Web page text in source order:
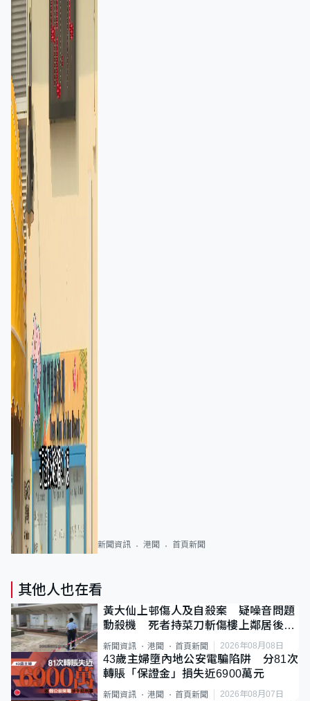
新聞資訊 港聞 首頁新聞
其他人也在看
黃大仙上邨傷人及自殺案 疑噪音問題
動殺機 死者持菜刀斬傷樓上鄰居後墮
斃
新聞資訊 港聞 首頁新聞 2026年08月08日
43歲主婦墮內地公安電騙陷阱 分81次
轉賬「保證金」損失近6900萬元
新聞資訊 港聞 首頁新聞 2026年08月07日